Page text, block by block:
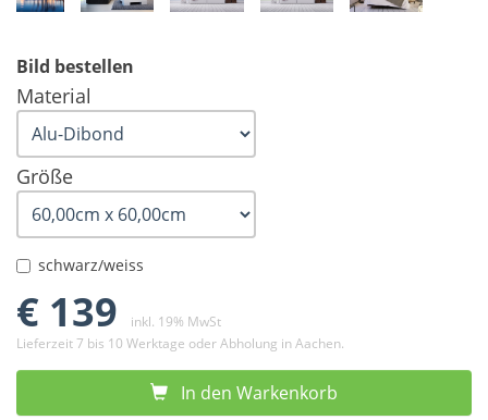
Bild bestellen
Material
Größe
schwarz/weiss
€ 139
inkl. 19% MwSt
Lieferzeit 7 bis 10 Werktage oder Abholung in Aachen.
In den Warkenkorb